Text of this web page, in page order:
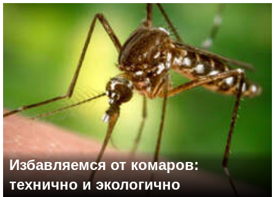
+17
Избавляемся от комаров:
технично и экологично